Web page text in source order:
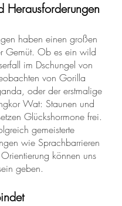
Herausforderungen
haben einen großen
Gemüt. Ob es ein wild
im Dschungel von
von Gorilla
oder der erstmalige
Wat: Staunen und
Glückshormone frei.
gemeisterte
wie Sprachbarrieren
können uns
geben.